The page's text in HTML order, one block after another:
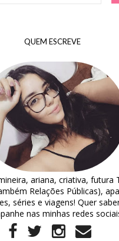
QUEM ESCREVE
ariana, criativa, futura
Relações Públicas),
séries e viagens! Quer
nas minhas redes